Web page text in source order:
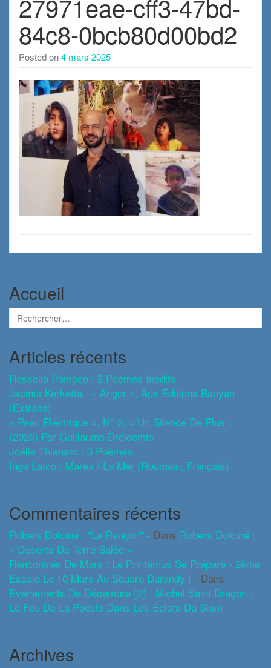
27971eae-cff3-47bd-
84c8-0bcb80d00bd2
Posted on4 mars 2025
Accueil
Articles récents
Rossella Pompeo : 2 Poèmes Inédits
Jacinta Kerketta : « Angor », Aux Éditions Banyan
(extraits)
« Peau Électrique », N° 2, « Un Silence De Plus »
(2026) Par Guillaume Dreidemie
Joëlle Thiénard : 3 Poèmes
Inga Latco : Marea / La Mer (roumain, Français)
Commentaires récents
Robers Dolciné : "La Rançon" - Dans Robers Dolciné :
« Déserts De Terre Salée »
Rencontres De Mars : Le Printemps Se Prépare - 2ème
Escale Le 10 Mars Au Square Durandy ! - Dans
Evénements De Décembre (2) : Michel Saint Dragon ,
Le Feu De La Poésie Dans Les Éclats Du Slam
Archives